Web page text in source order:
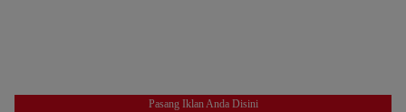
Pasang Iklan Anda Disini